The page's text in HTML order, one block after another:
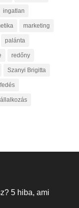
ingatlan
marketing
palánta
redőny
Szanyi Brigitta
5 hiba, ami